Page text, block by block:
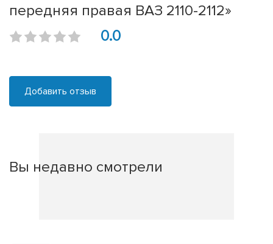
передняя правая ВАЗ 2110-2112»
0.0
Добавить отзыв
Вы недавно смотрели